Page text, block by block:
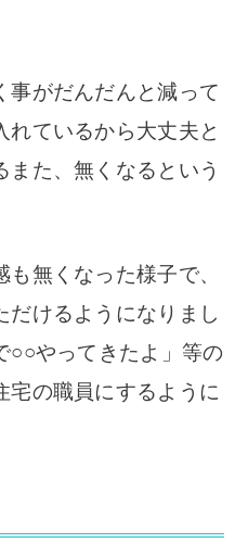
がだんだんと減って
れているから大丈夫と
た、無くなるという
無くなった様子で、
だけるようになりまし
○○やってきたよ」等の
宅の職員にするように